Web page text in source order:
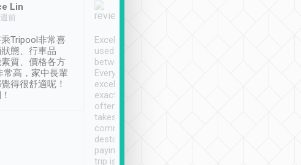
Lin
前
Tripool非常喜
態、行車品
質、價格各方
常高，家中長輩
得很舒適呢！
Excellent service. We have
used Tripool to travel
between cities in Taiwan.
Every driver has been
excellent and arrives
exactly on time. As there is
often limited English it
takes the difficulty out of
communicating the
destination details and
paying online prior to the
trip is very convenient.